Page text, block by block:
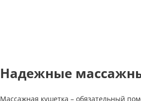
Надежные
Массажная кушетка – обязательный